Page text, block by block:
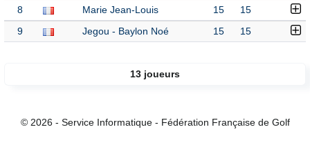
8 Marie Jean-Louis 15 15
9 Jegou - Baylon Noé 15 15
13 joueurs
© 2026 - Service Informatique - Fédération Française de Golf